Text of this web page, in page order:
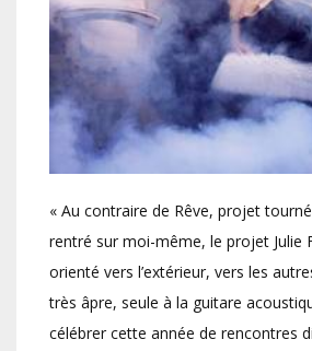
« Au contraire de Rêve, projet tourné
rentré sur moi-même, le projet Julie
orienté vers l’extérieur, vers les
très âpre, seule à la guitare
célébrer cette année de rencontres